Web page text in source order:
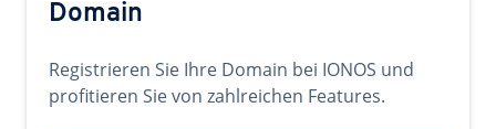
Domain
Registrieren Sie Ihre Domain bei IONOS und
profitieren Sie von zahlreichen Features.